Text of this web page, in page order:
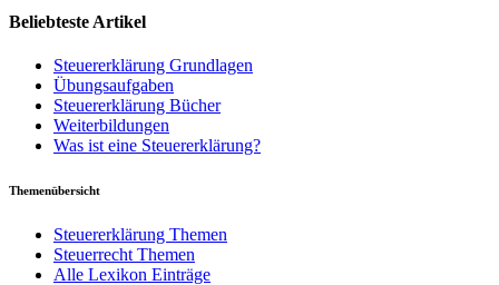
Beliebteste Artikel
Steuererklärung Grundlagen
Übungsaufgaben
Steuererklärung Bücher
Weiterbildungen
Was ist eine Steuererklärung?
Themenübersicht
Steuererklärung Themen
Steuerrecht Themen
Alle Lexikon Einträge